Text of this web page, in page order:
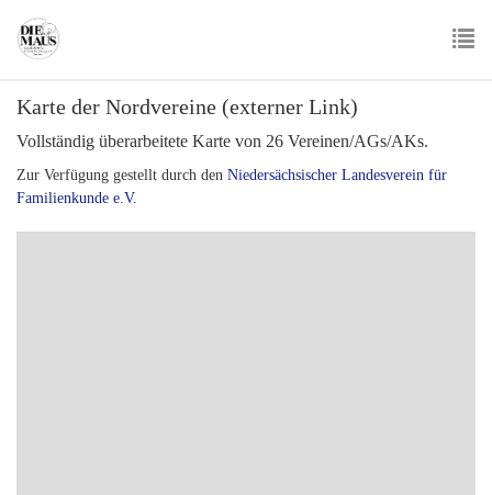
main
Karte der Nordvereine (externer Link)
Vollständig überarbeitete Karte von 26 Vereinen/AGs/AKs.
Zur Verfügung gestellt durch den Niedersächsischer Landesverein für
Familienkunde e.V.